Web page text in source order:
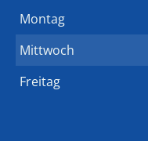
Montag
Mittwoch
Freitag